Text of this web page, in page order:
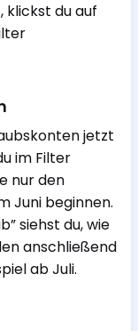
du auf
jetzt
im Filter
nur den
Juni beginnen.
siehst du, wie
anschließend
ab Juli.